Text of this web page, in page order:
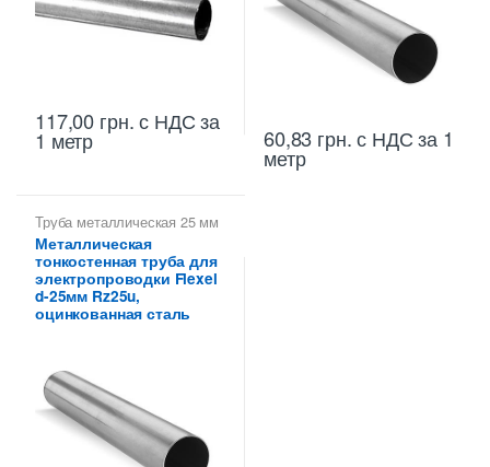
117,00 грн.с НДС за
1 метр 60,83 грн.с НДС за 1
метр
Труба металлическая 25 мм
для прокладки кабеля
тонкостенная для
электропроводки
Металлическая
тонкостенная труба для
электропроводки Flexel
d-25мм Rz25u,
оцинкованная сталь